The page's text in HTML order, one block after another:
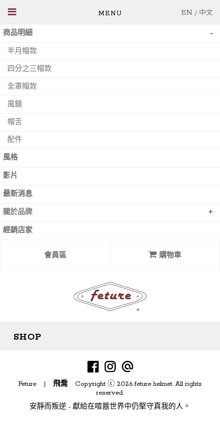
EN / 中文
商品明細
半月帽款
四分之三帽款
全罩帽款
風鏡
帽舌
配件
-
風格
影片
最新消息
關於品牌 +
經銷店家
會員區 購物車
SHOP
Feture | 飛喬 Copyright ⓒ 2026 feture helmet. All rights
reserved.
安靜而叛逆 - 獻給在喧囂世界中仍堅守真我的人。